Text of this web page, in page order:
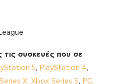
τις συσκευές που σε
5, PlayStation 4,
X, Xbox Series S, PC.